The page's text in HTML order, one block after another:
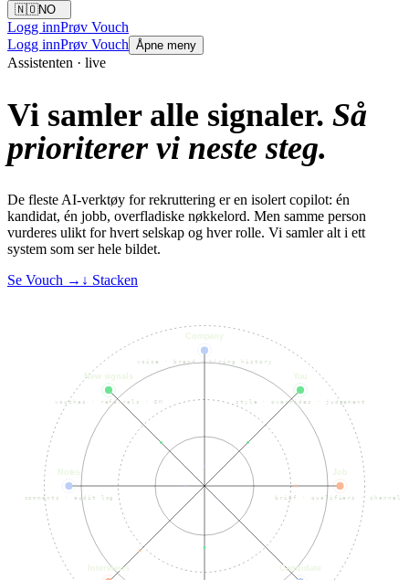
🇳🇴NO
Logg innPrøv Vouch
Logg innPrøv Vouch Åpne meny
Assistenten · live
Vi samler alle signaler. Så
prioriterer vi neste steg.
De fleste AI-verktøy for rekruttering er en isolert copilot: én
kandidat, én jobb, overfladiske nøkkelord. Men samme person
vurderes ulikt for hvert selskap og hver rolle. Vi samler alt i ett
system som ser hele bildet.
Se Vouch → ↓ Stacken
Company
voice · brand · hiring history
You
style · overrides · judgement
Job
brief · qualifiers · channels
Candidate
Interviews
Notes
comments · audit log
New signals
vouches · referrals · DM